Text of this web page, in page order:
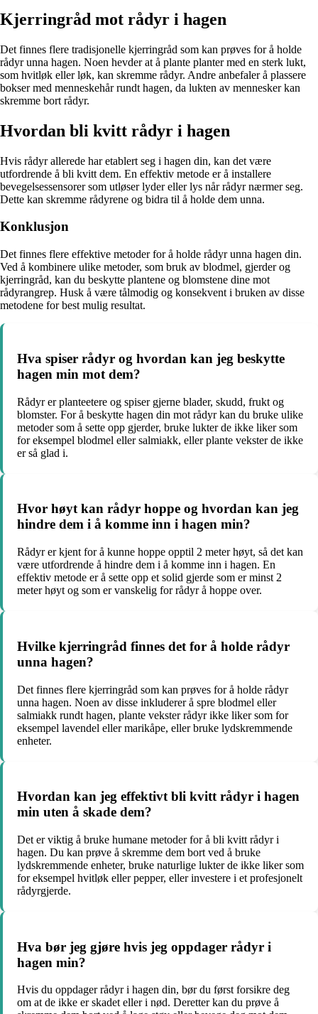
Kjerringråd mot rådyr i hagen
Det finnes flere tradisjonelle kjerringråd som kan prøves for å holde
rådyr unna hagen. Noen hevder at å plante planter med en sterk lukt,
som hvitløk eller løk, kan skremme rådyr. Andre anbefaler å plassere
bokser med menneskehår rundt hagen, da lukten av mennesker kan
skremme bort rådyr.
Hvordan bli kvitt rådyr i hagen
Hvis rådyr allerede har etablert seg i hagen din, kan det være
utfordrende å bli kvitt dem. En effektiv metode er å installere
bevegelsessensorer som utløser lyder eller lys når rådyr nærmer seg.
Dette kan skremme rådyrene og bidra til å holde dem unna.
Konklusjon
Det finnes flere effektive metoder for å holde rådyr unna hagen din.
Ved å kombinere ulike metoder, som bruk av blodmel, gjerder og
kjerringråd, kan du beskytte plantene og blomstene dine mot
rådyrangrep. Husk å være tålmodig og konsekvent i bruken av disse
metodene for best mulig resultat.
Hva spiser rådyr og hvordan kan jeg beskytte
hagen min mot dem?
Rådyr er planteetere og spiser gjerne blader, skudd, frukt og
blomster. For å beskytte hagen din mot rådyr kan du bruke ulike
metoder som å sette opp gjerder, bruke lukter de ikke liker som
for eksempel blodmel eller salmiakk, eller plante vekster de ikke
er så glad i.
Hvor høyt kan rådyr hoppe og hvordan kan jeg
hindre dem i å komme inn i hagen min?
Rådyr er kjent for å kunne hoppe opptil 2 meter høyt, så det kan
være utfordrende å hindre dem i å komme inn i hagen. En
effektiv metode er å sette opp et solid gjerde som er minst 2
meter høyt og som er vanskelig for rådyr å hoppe over.
Hvilke kjerringråd finnes det for å holde rådyr
unna hagen?
Det finnes flere kjerringråd som kan prøves for å holde rådyr
unna hagen. Noen av disse inkluderer å spre blodmel eller
salmiakk rundt hagen, plante vekster rådyr ikke liker som for
eksempel lavendel eller marikåpe, eller bruke lydskremmende
enheter.
Hvordan kan jeg effektivt bli kvitt rådyr i hagen
min uten å skade dem?
Det er viktig å bruke humane metoder for å bli kvitt rådyr i
hagen. Du kan prøve å skremme dem bort ved å bruke
lydskremmende enheter, bruke naturlige lukter de ikke liker som
for eksempel hvitløk eller pepper, eller investere i et profesjonelt
rådyrgjerde.
Hva bør jeg gjøre hvis jeg oppdager rådyr i
hagen min?
Hvis du oppdager rådyr i hagen din, bør du først forsikre deg
om at de ikke er skadet eller i nød. Deretter kan du prøve å